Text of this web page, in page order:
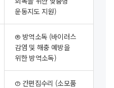
운동지도 지원)
➅ 방역소독 (바이러스
감염 및 해충 예방을
위한 방역소독)
➆ 간편집수리 (소모품